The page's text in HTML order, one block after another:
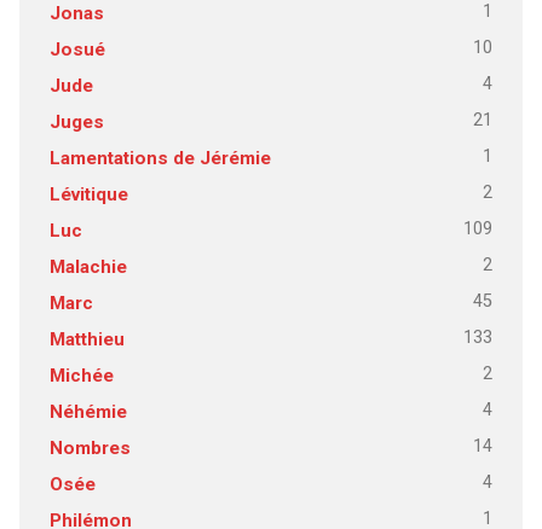
Jonas 1
Josué 10
Jude 4
Juges 21
Lamentations de Jérémie 1
Lévitique 2
Luc 109
Malachie 2
Marc 45
Matthieu 133
Michée 2
Néhémie 4
Nombres 14
Osée 4
Philémon 1